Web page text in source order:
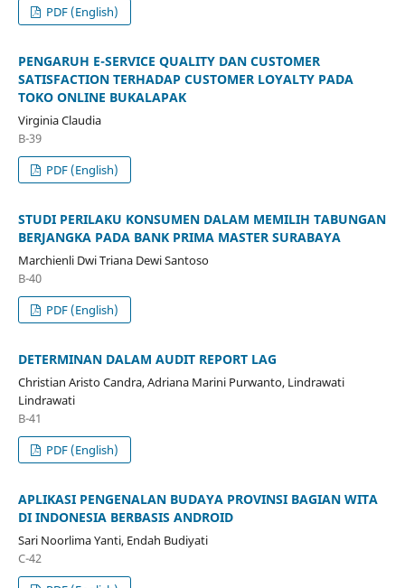
PDF (English)
PENGARUH E-SERVICE QUALITY DAN CUSTOMER
SATISFACTION TERHADAP CUSTOMER LOYALTY PADA
TOKO ONLINE BUKALAPAK
Virginia Claudia
B-39
PDF (English)
STUDI PERILAKU KONSUMEN DALAM MEMILIH TABUNGAN
BERJANGKA PADA BANK PRIMA MASTER SURABAYA
Marchienli Dwi Triana Dewi Santoso
B-40
PDF (English)
DETERMINAN DALAM AUDIT REPORT LAG
Christian Aristo Candra, Adriana Marini Purwanto, Lindrawati
Lindrawati
B-41
PDF (English)
APLIKASI PENGENALAN BUDAYA PROVINSI BAGIAN WITA
DI INDONESIA BERBASIS ANDROID
Sari Noorlima Yanti, Endah Budiyati
C-42